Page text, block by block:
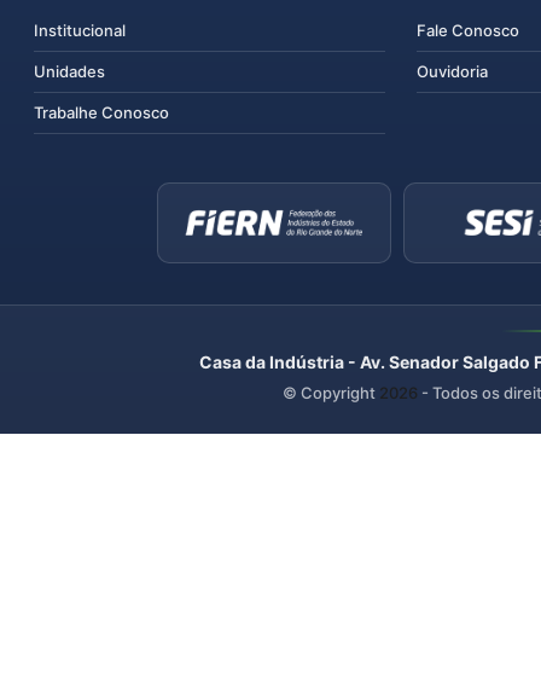
Institucional
Unidades
Trabalhe Conosco
Fale Conosco
Ouvidoria
Casa da Indústria - Av. Senador
© Copyright 2026 - Todos os